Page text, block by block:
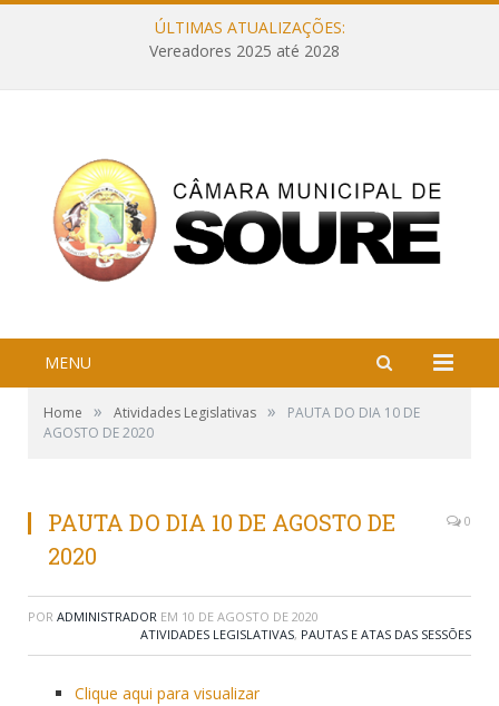
ÚLTIMAS ATUALIZAÇÕES:
Vereadores 2025 até 2028
MENU
Home » Atividades Legislativas »
PAUTA DO DIA 10 DE
AGOSTO DE 2020
PAUTA DO DIA 10 DE AGOSTO DE
2020
0
POR ADMINISTRADOR EM 10 DE AGOSTO DE 2020
ATIVIDADES LEGISLATIVAS, PAUTAS E ATAS DAS SESSÕES
Clique aqui para visualizar